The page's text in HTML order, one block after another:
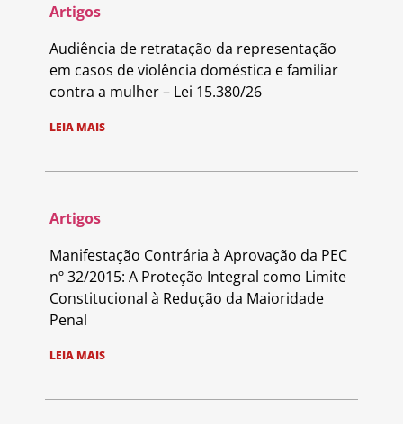
Artigos
Audiência de retratação da representação
em casos de violência doméstica e familiar
contra a mulher – Lei 15.380/26
LEIA MAIS
Artigos
Manifestação Contrária à Aprovação da PEC
nº 32/2015: A Proteção Integral como Limite
Constitucional à Redução da Maioridade
Penal
LEIA MAIS